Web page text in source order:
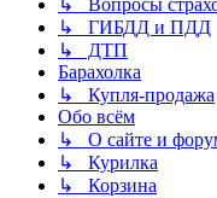
↳ Вопросы
↳ ГИБДД и ПДД
↳ ДТП
Барахолка
↳ Купля-продажа
Обо всём
↳ О сайте и
↳ Курилка
↳ Корзина